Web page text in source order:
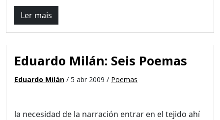
Ler mais
Eduardo Milán: Seis Poemas
Eduardo Milán / 5 abr 2009 / Poemas
la necesidad de la narración entrar en el tejido ahí